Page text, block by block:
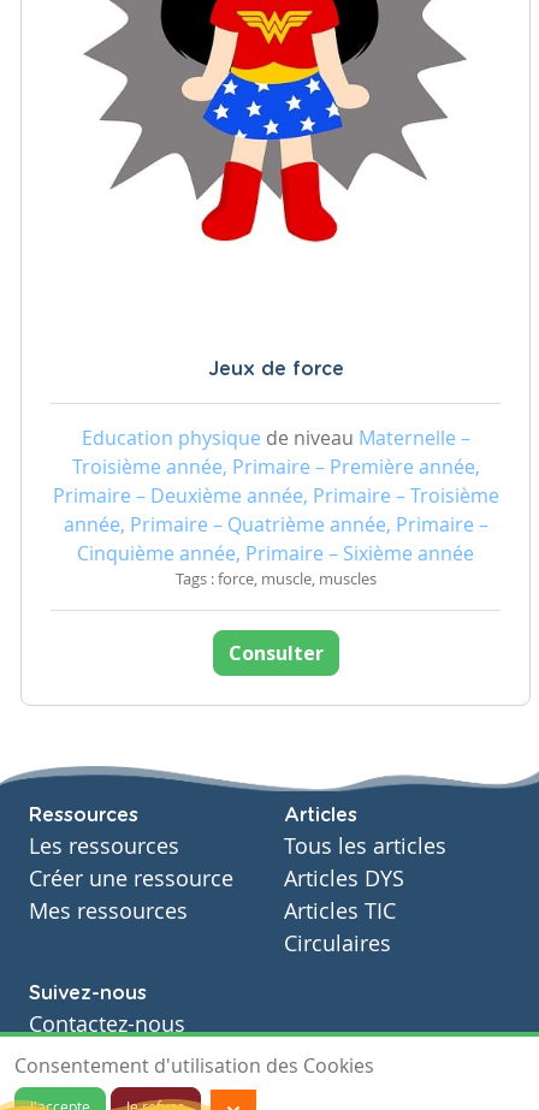
Jeux de force
Education physique de niveau Maternelle –
Troisième année, Primaire – Première année,
Primaire – Deuxième année, Primaire – Troisième
année, Primaire – Quatrième année, Primaire –
Cinquième année, Primaire – Sixième année
Tags : force, muscle, muscles
Consulter
Ressources
Les ressources
Créer une ressource
Mes ressources
Articles
Tous les articles
Articles DYS
Articles TIC
Circulaires
Suivez-nous
Contactez-nous
Soutien scolaire
Notre page Facebook
Consentement d'utilisation des Cookies